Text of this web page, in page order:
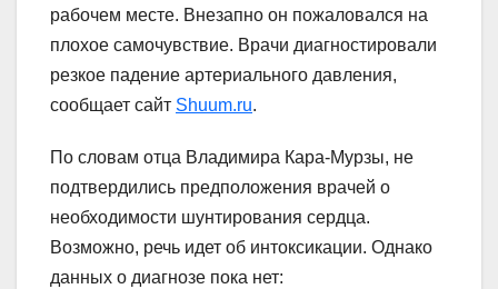
рабочем месте. Внезапно он пожаловался на
плохое самочувствие. Врачи диагностировали
резкое падение артериального давления,
сообщает сайт Shuum.ru.
По словам отца Владимира Кара-Мурзы, не
подтвердились предположения врачей о
необходимости шунтирования сердца.
Возможно, речь идет об интоксикации. Однако
данных о диагнозе пока нет: